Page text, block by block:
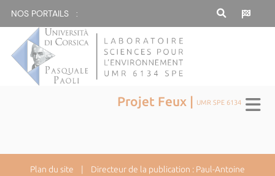
NOS PORTAILS :
Projet Feux | UMR SPE 6134
Plan du site | Directeur de la publication : Paul-Antoine